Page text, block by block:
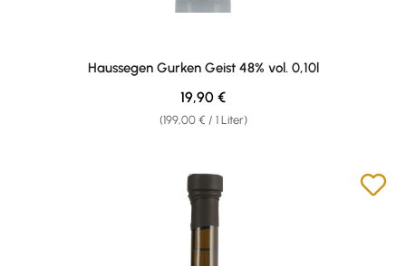
Haussegen Gurken Geist 48% vol. 0,10l
(199,00 € / 1 Liter)
Regulärer Preis:
19,90 €